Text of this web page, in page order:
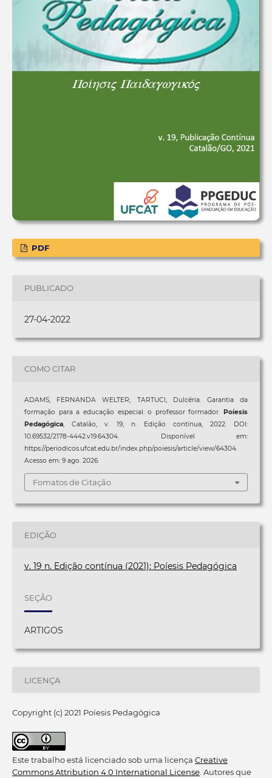
PDF
PUBLICADO
27-04-2022
COMO CITAR
ADAMS, FERNANDA WELTER; TARTUCI, Dulcéria. Garantia da
formação para a educação especial: o professor formador.Poíesis
Pedagógica, Catalão, v. 19, n. Edição contínua, 2022. DOI:
10.69532/2178-4442.v19.64304. Disponível em:
https://periodicos.ufcat.edu.br/index.php/poiesis/article/view/64304.
Acesso em: 9 ago. 2026.
Fomatos de Citação
EDIÇÃO
v. 19 n. Edição contínua (2021): Poíesis Pedagógica
SEÇÃO
ARTIGOS
LICENÇA
Copyright (c) 2021 Poíesis Pedagógica
Este trabalho está licenciado sob uma licença Creative
Commons Attribution 4.0 International License. Autores que